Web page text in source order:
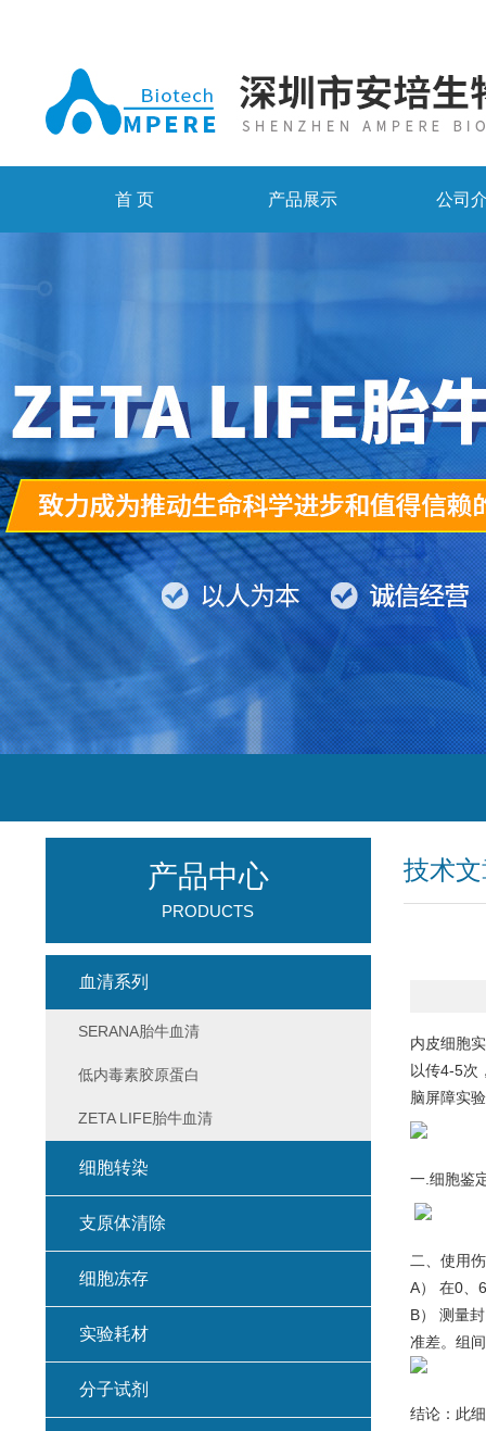
首 页 产品展示 公司
技术
内皮细胞
以传4-5次
脑屏障实
一.细胞鉴
二、使用
A） 在0、
B） 测量
准差。组
结论：此
产品中心
PRODUCTS
血清系列
SERANA胎牛血清
低内毒素胶原蛋白
ZETA LIFE胎牛血清
细胞转染
支原体清除
细胞冻存
实验耗材
分子试剂